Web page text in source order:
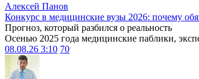
Алексей Панов
Конкурс в медицинские вузы 2026: почему
Прогноз, который разбился о реальность
Осенью 2025 года медицинские паблики,
08.08.26 3:10 70